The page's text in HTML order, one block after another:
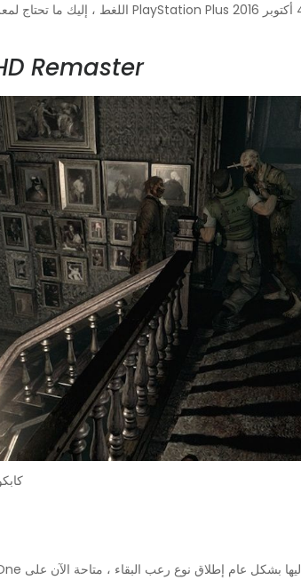
Remaster
|